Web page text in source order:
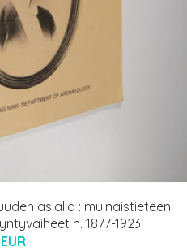
asialla : muinaistieteen
n. 1877-1923